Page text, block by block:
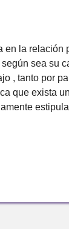
la relación
sea su
, tanto por
que exista
El pago i
distancia es
se